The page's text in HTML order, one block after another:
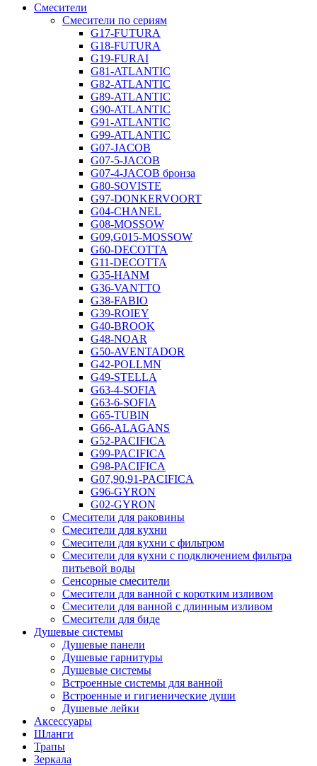
Смесители
Смесители по сериям
G17-FUTURA
G18-FUTURA
G19-FURAI
G81-ATLANTIC
G82-ATLANTIC
G89-ATLANTIC
G90-ATLANTIC
G91-ATLANTIC
G99-ATLANTIC
G07-JACOB
G07-5-JACOB
G07-4-JACOB бронза
G80-SOVISTE
G97-DONKERVOORT
G04-CHANEL
G08-MOSSOW
G09,G015-MOSSOW
G60-DECOTTA
G11-DECOTTA
G35-HANM
G36-VANTTO
G38-FABIO
G39-ROIEY
G40-BROOK
G48-NOAR
G50-AVENTADOR
G42-POLLMN
G49-STELLA
G63-4-SOFIA
G63-6-SOFIA
G65-TUBIN
G66-ALAGANS
G52-PACIFICA
G99-PACIFICA
G98-PACIFICA
G07,90,91-PACIFICA
G96-GYRON
G02-GYRON
Смесители для раковины
Смесители для кухни
Смесители для кухни с фильтром
Смесители для кухни с подключением фильтра
питьевой воды
Сенсорные смесители
Смесители для ванной с коротким изливом
Смесители для ванной с длинным изливом
Смесители для биде
Душевые системы
Душевые панели
Душевые гарнитуры
Душевые системы
Встроенные системы для ванной
Встроенные и гигиенические души
Душевые лейки
Аксессуары
Шланги
Трапы
Зеркала